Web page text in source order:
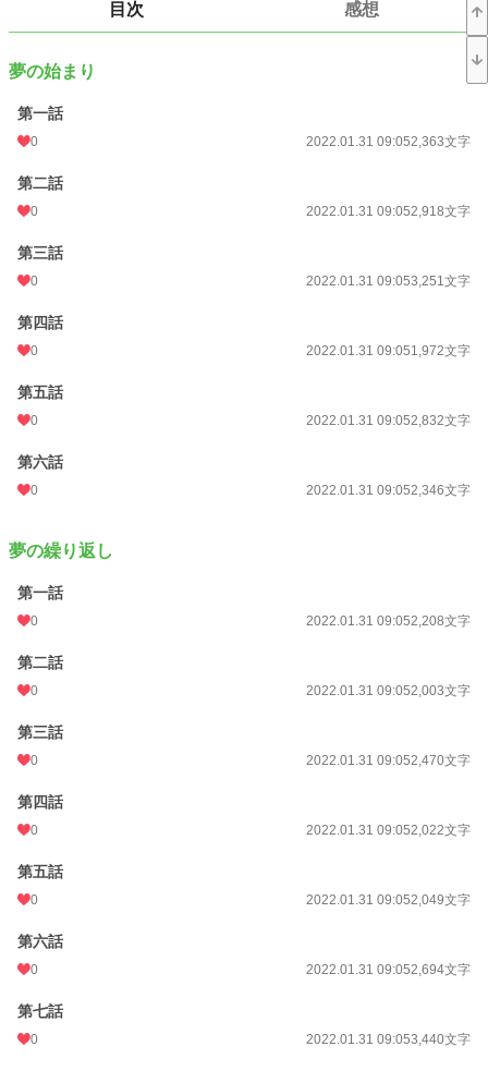
お気に入り
24h.ポイント
更新日時
月間ポイント
年間ポイント
累計ポイント
目次 感想
夢の始まり
第一話
0 2022.01.31 09:052,363文字
第二話
0 2022.01.31 09:052,918文字
第三話
0 2022.01.31 09:053,251文字
第四話
0 2022.01.31 09:051,972文字
第五話
0 2022.01.31 09:052,832文字
第六話
0 2022.01.31 09:052,346文字
夢の繰り返し
第一話
0 2022.01.31 09:052,208文字
第二話
0 2022.01.31 09:052,003文字
第三話
0 2022.01.31 09:052,470文字
第四話
0 2022.01.31 09:052,022文字
第五話
0 2022.01.31 09:052,049文字
第六話
0 2022.01.31 09:052,694文字
第七話
0 2022.01.31 09:053,440文字